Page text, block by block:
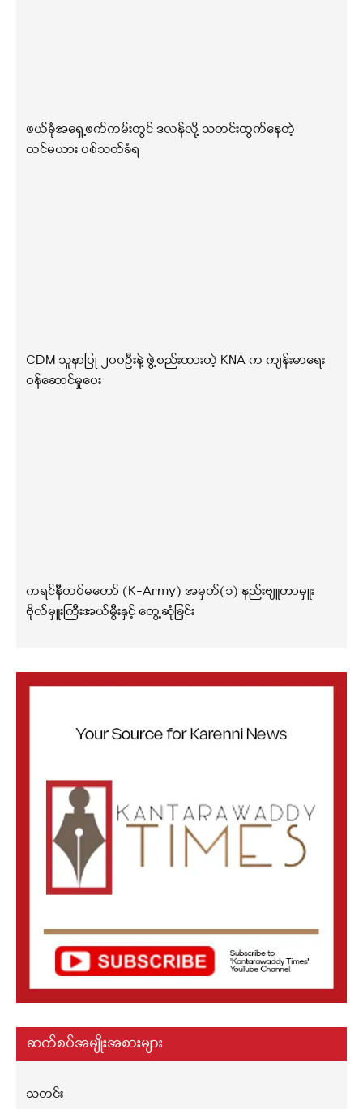
ဖယ်ခုံအရှေ့ဖက်ကမ်းတွင် ဒလန်လို့ သတင်းထွက်နေတဲ့
လင်မယား ပစ်သတ်ခံရ
CDM သူနာပြု ၂၀၀ဦးနဲ့ ဖွဲ့စည်းထားတဲ့ KNA က ကျန်းမာရေး
ဝန်ဆောင်မှုပေး
ကရင်နီတပ်မတော် (K-Army) အမှတ်(၁) နည်းဗျူဟာမှူး
ဗိုလ်မှူးကြီးအယ်မွီးနှင့် တွေ့ဆုံခြင်း
ဆက်စပ်အမျိုးအစားများ
သတင်း